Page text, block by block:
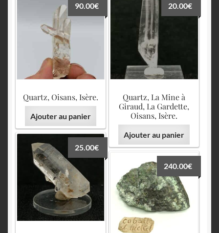
Quartz, Oisans, Isère.
90.00€
Ajouter au panier
Quartz, La Mine à
Giraud, La Gardette,
Oisans, Isère.
20.00€
Ajouter au panier
25.00€
240.00€